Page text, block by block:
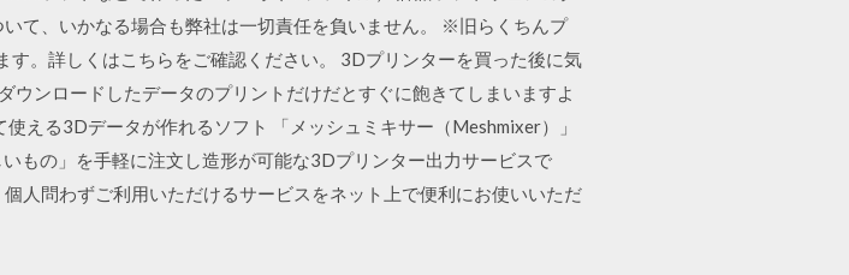
て、いかなる場合も弊社は一切責任を負いません。 ※旧らくちんプ
。詳しくはこちらをご確認ください。 3Dプリンターを買った後に気
ンロードしたデータのプリントだけだとすぐに飽きてしまいますよ
える3Dデータが作れるソフト 「メッシュミキサー（Meshmixer）」
もの」を手軽に注文し造形が可能な3Dプリンター出力サービスで
人問わずご利用いただけるサービスをネット上で便利にお使いいただ